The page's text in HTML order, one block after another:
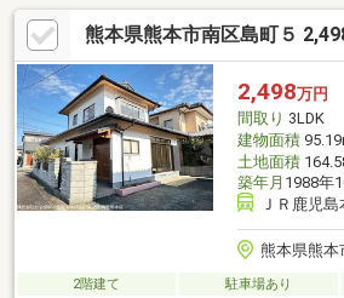
他社様のお見積り後でもご相談歓迎！最安
熊本県全域の内覧ツアー・他社掲載物件も
別を窓口ひとつで比較・内覧■九州No.1の
大会2025九州エリア売買件数・売上高１位
ング「熊本県 不動産売買」１位
熊本県熊本市南区島町５
2,498万円
間取り 3LDK
建物面積
土地面積
築年月 1988年
ＪＲ鹿児
熊本県熊本
2階建て 駐車場あり